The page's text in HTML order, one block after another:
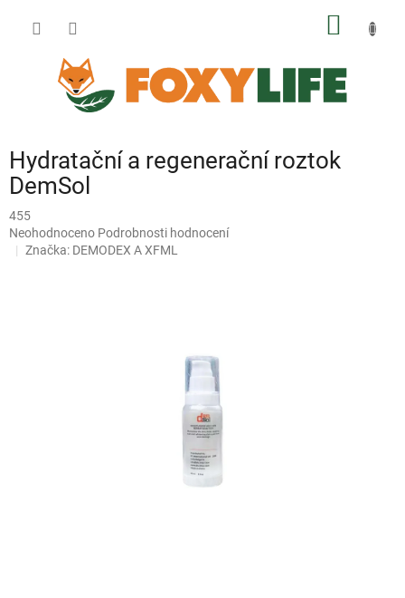
Hydratační a regenerační roztok
DemSol
455
Průměrné
hodnocení
Neohodnoceno Podrobnosti hodnocení
Značka: DEMODEX A XFML